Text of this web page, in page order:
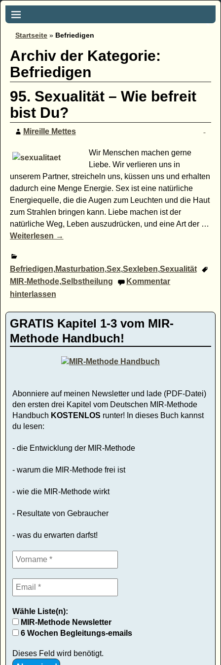
Startseite » Befriedigen
Archiv der Kategorie:
Befriedigen
95. Sexualität – Wie befreit
bist Du?
Mireille Mettes
Wir Menschen machen gerne
Liebe. Wir verlieren uns in
unserem Partner, streicheln uns, küssen uns und erhalten
dadurch eine Menge Energie. Sex ist eine natürliche
Energiequelle, die die Augen zum Leuchten und die Haut
zum Strahlen bringen kann. Liebe machen ist der
natürliche Weg, Leben auszudrücken, und eine Art der …
Weiterlesen →
Befriedigen, Masturbation,Sex,Sexleben,Sexualität
MIR-Methode,Selbstheilung
Kommentar
hinterlassen
GRATIS Kapitel 1-3 vom MIR-
Methode Handbuch!
Abonniere auf meinen Newsletter und lade (PDF-Datei)
den ersten drei Kapitel vom Deutschen MIR-Methode
Handbuch KOSTENLOS runter! In dieses Buch kannst
du lesen:
- die Entwicklung der MIR-Methode
- warum die MIR-Methode frei ist
- wie die MIR-Methode wirkt
- Resultate von Gebraucher
- was du erwarten darfst!
Wähle Liste(n):
MIR-Methode Newsletter
6 Wochen Begleitungs-emails
Dieses Feld wird benötigt.